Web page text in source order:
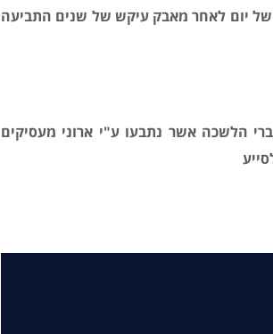
של יום לאחר מאבק עיקש של שנים התביעה
הלשכה אשר נתבעו ע"י ארוני מעסיקים